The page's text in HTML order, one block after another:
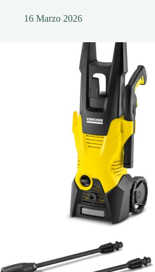
16 Marzo 2026